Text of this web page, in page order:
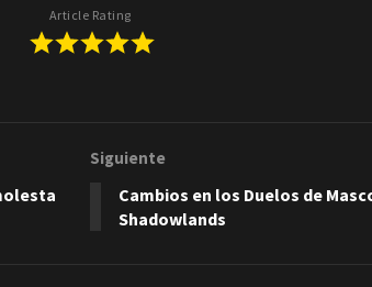
Article Rating
Siguiente
Cambios en los Duelos de
Shadowlands